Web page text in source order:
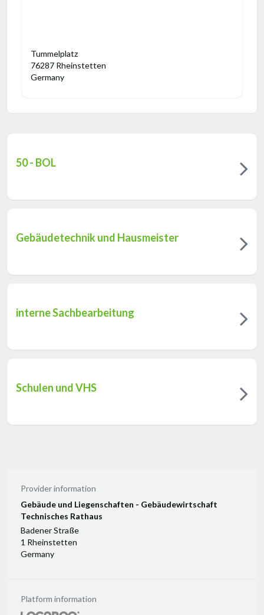
Tummelplatz
76287 Rheinstetten
Germany
50 - BOL
Gebäudetechnik und Hausmeister
interne Sachbearbeitung
Schulen und VHS
Provider information
Gebäude und Liegenschaften - Gebäudewirtschaft
Technisches Rathaus
Badener Straße
1 Rheinstetten
Germany
Platform information